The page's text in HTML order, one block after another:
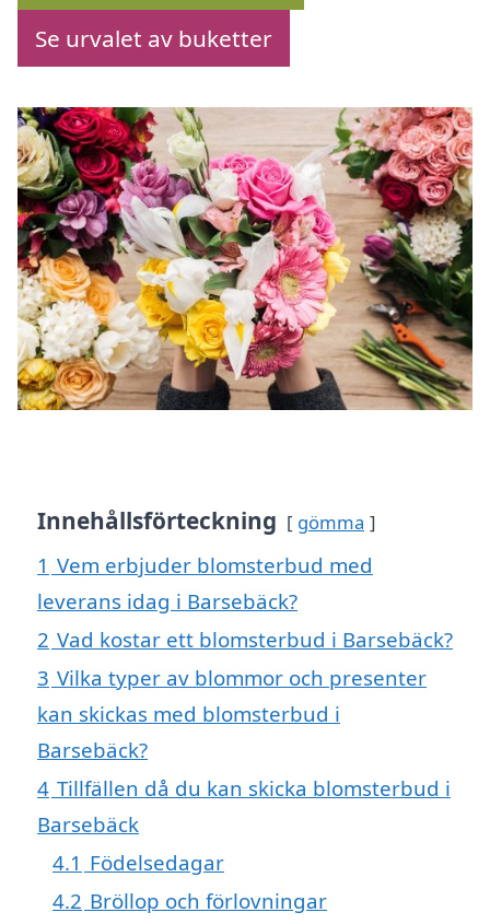
Se urvalet av buketter
Innehållsförteckning gömma
1 Vem erbjuder blomsterbud med
leverans idag i Barsebäck?
2 Vad kostar ett blomsterbud i Barsebäck?
3 Vilka typer av blommor och presenter
kan skickas med blomsterbud i
Barsebäck?
4 Tillfällen då du kan skicka blomsterbud i
Barsebäck
4.1 Födelsedagar
4.2 Bröllop och förlovningar